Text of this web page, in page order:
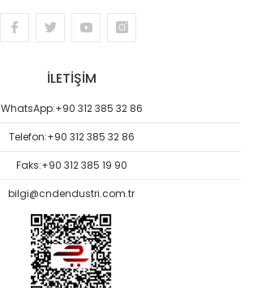
İLETİŞİM
WhatsApp:+90 312 385 32 86
Telefon:+90 312 385 32 86
Faks:+90 312 385 19 90
bilgi@cndendustri.com.tr